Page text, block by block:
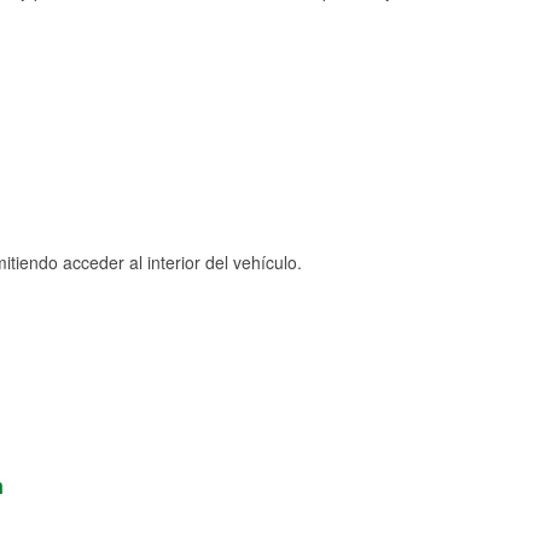
acceder al interior del vehículo.